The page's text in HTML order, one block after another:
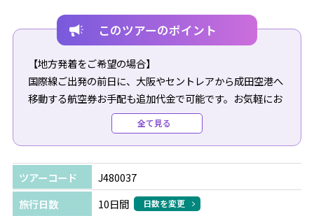
このツアーのポイント
【地方発着をご希望の場合】
国際線ご出発の前日に、大阪やセントレアから成田空港へ
移動する航空券お手配も追加代金で可能です。お気軽にお
問い合わせください。
※前泊分はお客様ご自身でのホテル手配となります。
全て見る
ツアーコード
J480037
旅行日数
10日間 日数を変更